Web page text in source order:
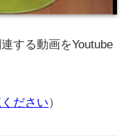
する動画をYoutube
ださい）